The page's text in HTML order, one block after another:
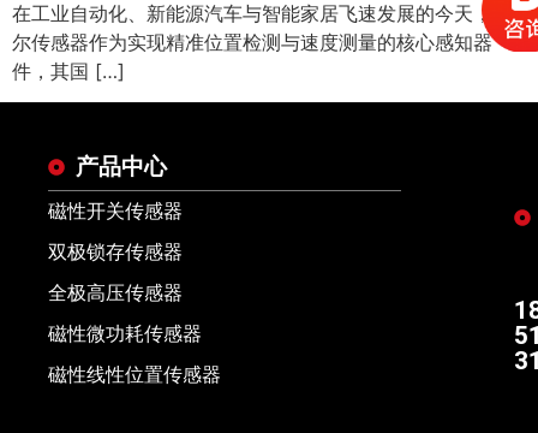
在工业自动化、新能源汽车与智能家居飞速发展的今天，霍
尔传感器作为实现精准位置检测与速度测量的核心感知器
件，其国 […]
产品中心
磁性开关传感器
双极锁存传感器
全极高压传感器
磁性微功耗传感器
磁性线性位置传感器